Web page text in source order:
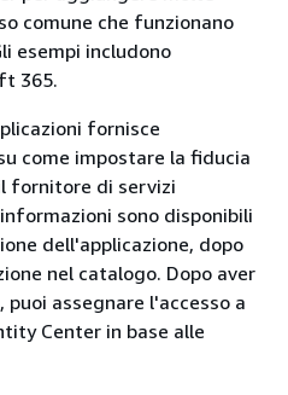
comune che funzionano
esempi includono
365.
fornisce
come impostare la fiducia
fornitore di servizi
sono disponibili
dell'applicazione, dopo
nel catalogo. Dopo aver
assegnare l'accesso a
Center in base alle